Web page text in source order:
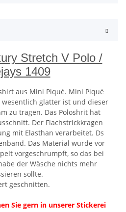
Stretch V Polo /
1409
aus Mini Piqué. Mini Piqué
glatter ist und dieser
zu tragen. Das Poloshrit hat
Der Flachstrickkragen
mit Elasthan verarbeitet. Ds
Das Material wurde vor
vorgeschrumpft, so das bei
der Wäsche nichts mehr
sollte.
geschnitten.
Sie gern in unserer Stickerei